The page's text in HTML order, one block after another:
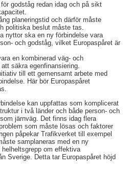
godståg redan idag och på sikt
planeringstid och därför måste
politiska beslut måste tas.
nyttor ska en ny förbindelse vara
och godståg, vilket Europaspåret är
en kombinerad väg- och
säkra egenfinansiering.
till ett gemensamt arbete med
Här bör Europaspåret
kan uppfattas som komplicerat
i två länder och både person- och
järnväg. Det finns idag flera
som måste lösas och faktorer
påpekar Trafikverket till exempel
samplaneras med en ny
om effektiva
Sverige. Detta tar Europaspåret höjd